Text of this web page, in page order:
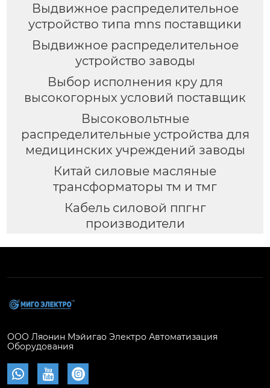
Выдвижное распределительное
устройство типа mns поставщики
Выдвижное распределительное
устройство заводы
Выбор исполнения кру для
высокогорных условий поставщик
Высоковольтные
распределительные устройства для
медицинских учреждений заводы
Китай силовые масляные
трансформаторы тм и тмг
Кабель силовой ппгнг
производители
ООО Ляонин Мэйигао Электро Автоматизация
Оборудования
  